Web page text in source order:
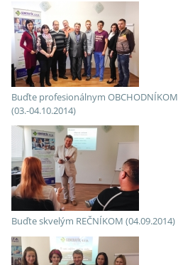
Buďte profesionálnym OBCHODNÍKOM
(03.-04.10.2014)
Buďte skvelým REČNÍKOM (04.09.2014)